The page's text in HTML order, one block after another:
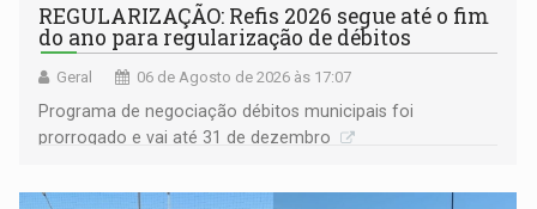
REGULARIZAÇÃO: Refis 2026 segue até o fim
do ano para regularização de débitos
Geral 06 de Agosto de 2026 às 17:07
Programa de negociação débitos municipais foi
prorrogado e vai até 31 de dezembro